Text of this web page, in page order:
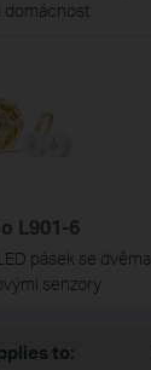
domácnost
L901-6
pásek se dvěma
senzory
to: